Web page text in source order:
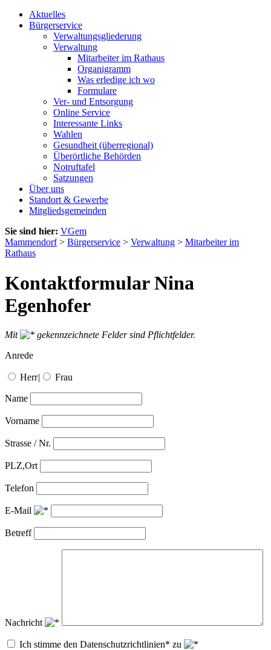
Aktuelles
Bürgerservice
Verwaltungsgliederung
Verwaltung
Mitarbeiter im Rathaus
Organigramm
Was erledige ich wo
Formulare
Ver- und Entsorgung
Online Service
Interessante Links
Wahlen
Gesundheit (überregional)
Überörtliche Behörden
Notruftafel
Satzungen
Über uns
Standort & Gewerbe
Mitgliedsgemeinden
Sie sind hier: VGem
Mammendorf> Bürgerservice > Verwaltung > Mitarbeiter im
Rathaus
Kontaktformular Nina
Egenhofer
Mit
gekennzeichnete Felder sind Pflichtfelder.
Anrede
Herr| Frau
Name
Vorname
Strasse / Nr.
PLZ,Ort
Telefon
E-Mail
Betreff
Nachricht
Ich stimme den Datenschutzrichtlinien* zu